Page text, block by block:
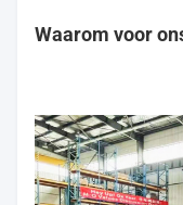
Waarom voor